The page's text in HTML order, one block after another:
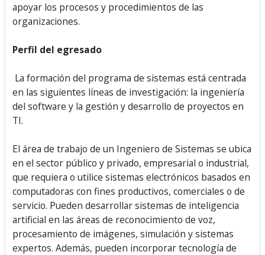
apoyar los procesos y procedimientos de las
organizaciones.
Perfil del egresado
La formación del programa de sistemas está centrada
en las siguientes líneas de investigación: la ingeniería
del software y la gestión y desarrollo de proyectos en
TI.
El área de trabajo de un Ingeniero de Sistemas se ubica
en el sector público y privado, empresarial o industrial,
que requiera o utilice sistemas electrónicos basados en
computadoras con fines productivos, comerciales o de
servicio. Pueden desarrollar sistemas de inteligencia
artificial en las áreas de reconocimiento de voz,
procesamiento de imágenes, simulación y sistemas
expertos. Además, pueden incorporar tecnología de